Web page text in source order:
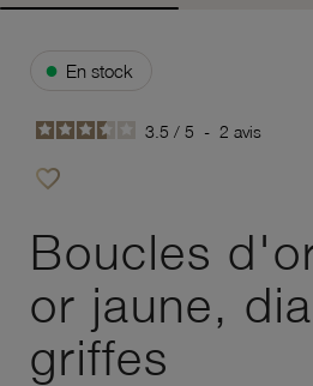
● En stock
3.5 / 5 - 2 avis
favorite_border
Boucles
or jaune,
griffes